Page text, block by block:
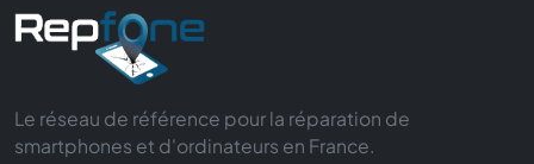
Le réseau de référence pour la réparation de
smartphones et d'ordinateurs en France.